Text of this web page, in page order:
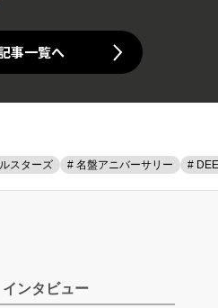
事一覧へ
スターズ # 名盤アニバーサリー #
インタビュー